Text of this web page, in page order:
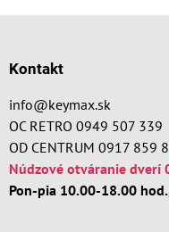
Kontakt
info@keymax.sk
OC RETRO 0949 507 339
OD CENTRUM 0917 859
Núdzové otváranie dverí
Pon-pia 10.00-18.00